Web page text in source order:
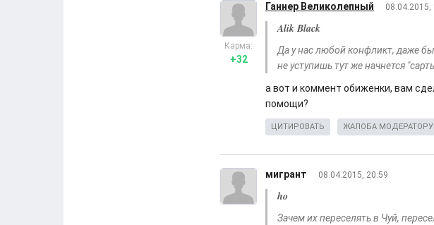
Ганнер Великолепный 08.04.2015,
Карма:
+32
Alik Black
Да у нас любой конфликт, даже
не уступишь тут же начнется
а вот и коммент обиженки, вам
помощи?
ЦИТИРОВАТЬ ЖАЛОБА МОДЕРАТОРУ
мигрант 08.04.2015, 20:59
ho
Зачем их переселять в Чуй,